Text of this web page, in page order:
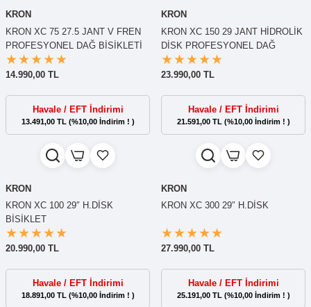
KRON
KRON XC 75 27.5 JANT V FREN
PROFESYONEL DAĞ BİSİKLETİ
14.990,00 TL
Havale / EFT İndirimi
13.491,00 TL (%10,00 İndirim ! )
KRON
KRON XC 150 29 JANT HİDROLİK
DİSK PROFESYONEL DAĞ
BİSİKLETİ
23.990,00 TL
Havale / EFT İndirimi
21.591,00 TL (%10,00 İndirim ! )
KRON
KRON XC 100 29″ H.DİSK
BİSİKLET
20.990,00 TL
Havale / EFT İndirimi
18.891,00 TL (%10,00 İndirim ! )
KRON
KRON XC 300 29″ H.DİSK
27.990,00 TL
Havale / EFT İndirimi
25.191,00 TL (%10,00 İndirim ! )